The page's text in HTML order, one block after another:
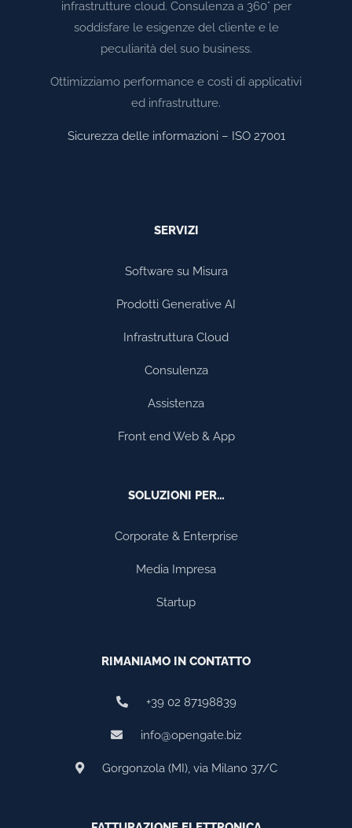
infrastrutture cloud. Consulenza a 360° per
soddisfare le esigenze del cliente e le
peculiarità del suo business.
Ottimizziamo performance e costi di applicativi
ed infrastrutture.
Sicurezza delle informazioni – ISO 27001
SERVIZI
Software su Misura
Prodotti Generative AI
Infrastruttura Cloud
Consulenza
Assistenza
Front end Web & App
SOLUZIONI PER…
Corporate & Enterprise
Media Impresa
Startup
RIMANIAMO IN CONTATTO
+39 02 87198839
info@opengate.biz
Gorgonzola (MI), via Milano 37/C